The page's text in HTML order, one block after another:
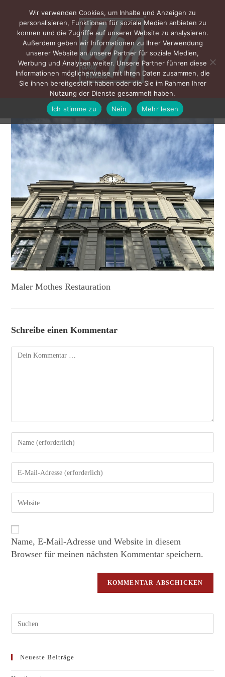
MENÜ
Maler Mothes Restauration
Schreibe einen Kommentar
Name, E-Mail-Adresse und Website in diesem
Browser für meinen nächsten Kommentar speichern.
Neueste Beiträge
Wir verwenden Cookies, um Inhalte und Anzeigen zu
personalisieren, Funktionen für soziale Medien anbieten zu
konnen und die Zugriffe auf unserer Website zu analysieren.
Außerdem geben wir Informationen zu Ihrer Verwendung
unserer Website an unsere Partner für soziale Medien,
Werbung und Analysen weiter. Unsere Partner führen diese
Informationen möglicherweise mit Ihren Daten zusammen, die
Sie ihnen bereitgestellt haben oder die Sie im Rahmen Ihrer
Nutzung der Dienste gesammelt haben.
Ich stimme zu
Nein Mehr lesen